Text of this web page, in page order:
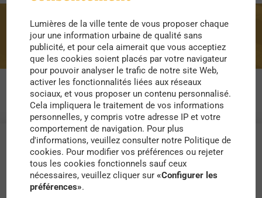
Nicolas Pariser
Lumières de la ville tente de vous proposer chaque
jour une information urbaine de qualité sans
publicité, et pour cela aimerait que vous acceptiez
que les cookies soient placés par votre navigateur
pour pouvoir analyser le trafic de notre site Web,
activer les fonctionnalités liées aux réseaux
sociaux, et vous proposer un contenu personnalisé.
Cela impliquera le traitement de vos informations
personnelles, y compris votre adresse IP et votre
comportement de navigation. Pour plus
d'informations, veuillez consulter notre Politique de
cookies. Pour modifier vos préférences ou rejeter
tous les cookies fonctionnels sauf ceux
nécessaires, veuillez cliquer sur«Configurer les
préférences».